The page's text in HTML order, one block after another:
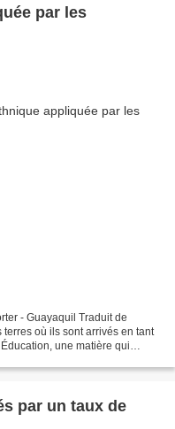
par les
- Guayaquil Traduit de
terres où ils sont arrivés en tant
une matière qui
par un taux de